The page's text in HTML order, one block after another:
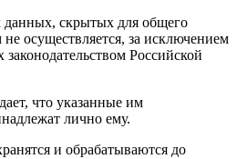
данных, скрытых для общего
осуществляется, за исключением
Российской
что указанные им
лично ему.
и обрабатываются до